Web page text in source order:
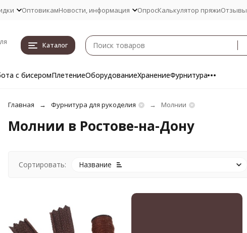
ОптовикамНовости, информация ОпросКалькулятор пряжиОтзывы
Каталог
с бисеромПлетениеОборудованиеХранениеФурнитура
Главная Фурнитура для рукоделия Молнии
Молнии в Ростове-на-Дону
Сортировать: Название